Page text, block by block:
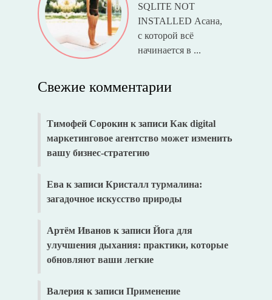
SQLITE NOT
INSTALLED Асана,
с которой всё
начинается в ...
Свежие комментарии
Тимофей Сорокинк записи Как digital
маркетинговое агентство может изменить
вашу бизнес-стратегию
Ева к записи Кристалл турмалина:
загадочное искусство природы
Артём Иванов к записи Йога для
улучшения дыхания: практики, которые
обновляют ваши легкие
Валерия к записи Применение